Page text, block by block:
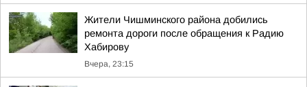
Жители Чишминского района добились
ремонта дороги после обращения к Радию
Хабирову
Вчера, 23:15